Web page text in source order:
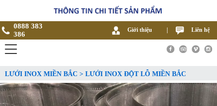
0888 383
386
Giới thiệu Liên hệ
LƯỚI INOX MIỀN BẮC > LƯỚI INOX ĐỘT LỖ MIỀN BẮC